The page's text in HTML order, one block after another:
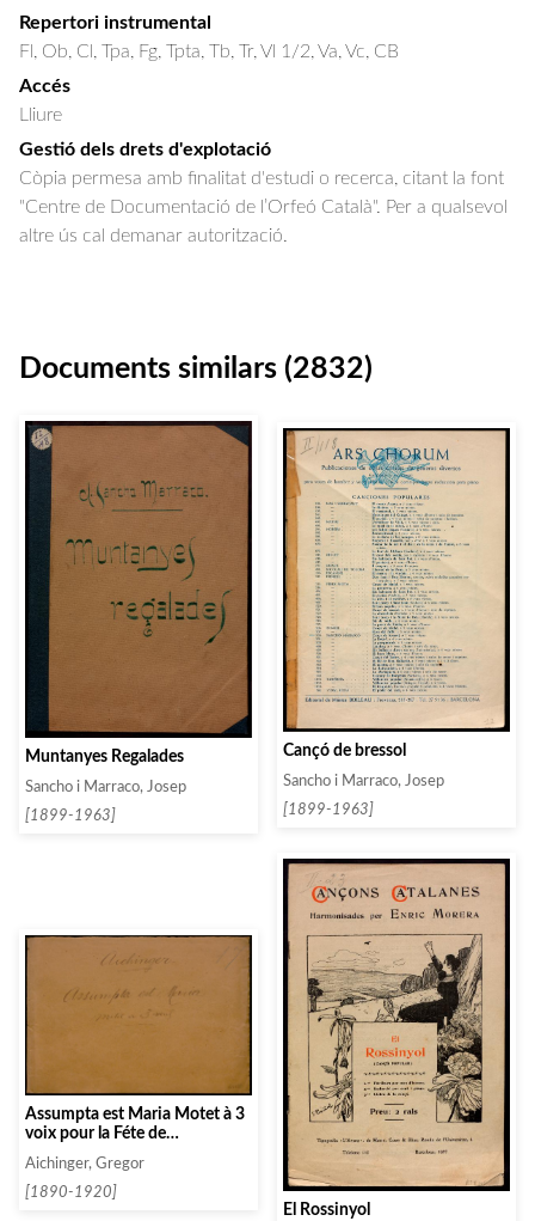
Repertori instrumental
Fl, Ob, Cl, Tpa, Fg, Tpta, Tb, Tr, Vl 1/2, Va, Vc, CB
Accés
Lliure
Gestió dels drets d'explotació
Còpia permesa amb finalitat d'estudi o recerca, citant la font
"Centre de Documentació de l’Orfeó Català". Per a qualsevol
altre ús cal demanar autorització.
Documents similars (2832)
Muntanyes Regalades
Sancho i Marraco, Josep
[1899-1963]
Cançó de bressol
Sancho i Marraco, Josep
[1899-1963]
Assumpta est Maria Motet à 3
voix pour la Féte de
l’Assomption de la T. S. Vierge
Aichinger, Gregor
[1890-1920]
El Rossinyol